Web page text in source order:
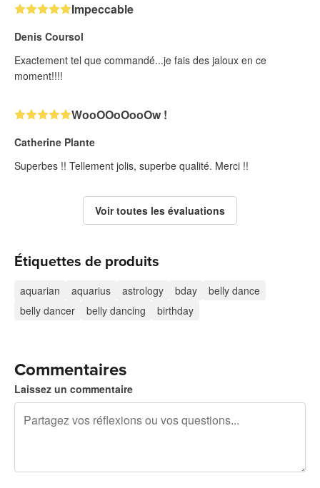
Impeccable
Denis Coursol
Exactement tel que commandé...je fais des jaloux en ce
moment!!!!
WooOOoOooOw !
Catherine Plante
Superbes !! Tellement jolis, superbe qualité. Merci !!
Voir toutes les évaluations
Étiquettes de produits
aquarian aquarius astrology bday
belly dance
belly dancer
belly dancing birthday
Commentaires
Laissez un commentaire